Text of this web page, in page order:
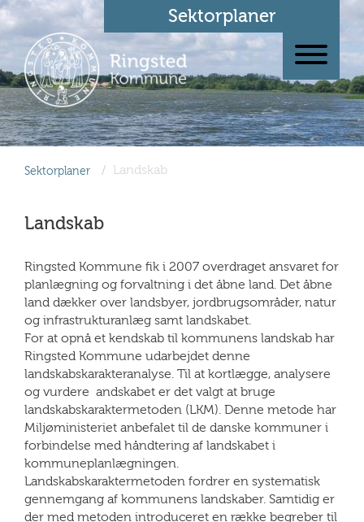
Sektorplaner
Sektorplaner / Landskab
Landskab
Ringsted Kommune fik i 2007 overdraget ansvaret for
planlægning og forvaltning i det åbne land. Det åbne
land dækker over landsbyer, jordbrugsområder, natur
og infrastrukturanlæg samt landskabet.
For at opnå et kendskab til kommunens landskab har
Ringsted Kommune udarbejdet denne
landskabskarakteranalyse. Til at kortlægge, analysere
og vurdere andskabet er det valgt at bruge
landskabskaraktermetoden (LKM). Denne metode har
Miljøministeriet anbefalet til de danske kommuner i
forbindelse med håndtering af landskabet i
kommuneplanlægningen.
Landskabskaraktermetoden fordrer en systematisk
gennemgang af kommunens landskaber. Samtidig er
der med metoden introduceret en række begreber til